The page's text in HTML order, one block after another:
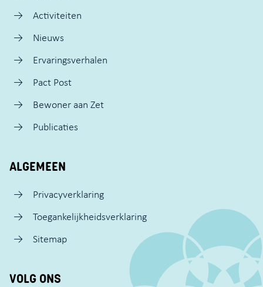
Activiteiten
Nieuws
Ervaringsverhalen
Pact Post
Bewoner aan Zet
Publicaties
ALGEMEEN
Privacyverklaring
Toegankelijkheidsverklaring
Sitemap
VOLG ONS